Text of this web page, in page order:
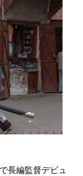
長編監督デビュ